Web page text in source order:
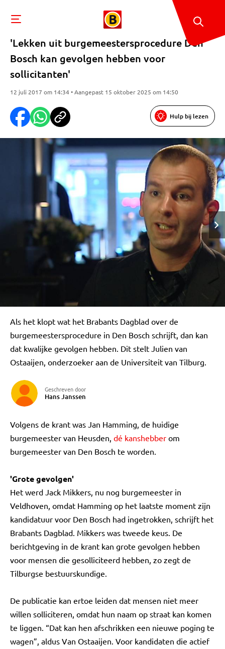
'Lekken uit burgemeestersprocedure Den
Bosch kan gevolgen hebben voor
sollicitanten'
12 juli 2017 om 14:34 • Aangepast 15 oktober 2025 om 14:50
Hulp bij lezen
Als het klopt wat het Brabants Dagblad over de
burgemeestersprocedure in Den Bosch schrijft, dan kan
dat kwalijke gevolgen hebben. Dit stelt Julien van
Ostaaijen, onderzoeker aan de Universiteit van Tilburg.
Geschreven door
Hans Janssen
Volgens de krant was Jan Hamming, de huidige
burgemeester van Heusden, dé kanshebber om
burgemeester van Den Bosch te worden.
'Grote gevolgen'
Het werd Jack Mikkers, nu nog burgemeester in
Veldhoven, omdat Hamming op het laatste moment zijn
kandidatuur voor Den Bosch had ingetrokken, schrijft het
Brabants Dagblad. Mikkers was tweede keus. De
berichtgeving in de krant kan grote gevolgen hebben
voor mensen die gesolliciteerd hebben, zo zegt de
Tilburgse bestuurskundige.
De publicatie kan ertoe leiden dat mensen niet meer
willen solliciteren, omdat hun naam op straat kan komen
te liggen. “Dat kan hen afschrikken een nieuwe poging te
wagen”, aldus Van Ostaaijen. Voor kandidaten die actief